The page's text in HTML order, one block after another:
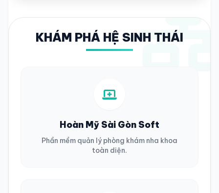
KHÁM PHÁ HỆ SINH THÁI
Hoàn Mỹ Sài Gòn Soft
Phần mềm quản lý phòng khám nha khoa
toàn diện.